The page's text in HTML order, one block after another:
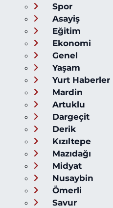
Spor
Asayiş
Eğitim
Ekonomi
Genel
Yaşam
Yurt Haberler
Mardin
Artuklu
Dargeçit
Derik
Kızıltepe
Mazıdağı
Midyat
Nusaybin
Ömerli
Savur